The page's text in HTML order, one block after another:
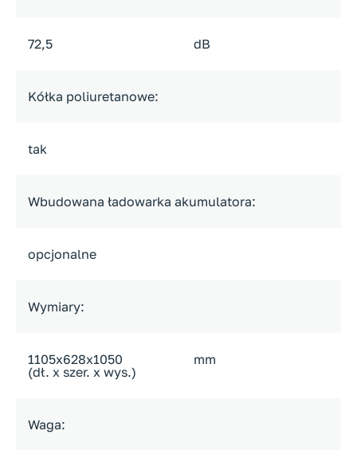
72,5 dB
Kółka poliuretanowe:
tak
Wbudowana ładowarka akumulatora:
opcjonalne
Wymiary:
1105x628x1050
(dł. x szer. x wys.)
mm
Waga: